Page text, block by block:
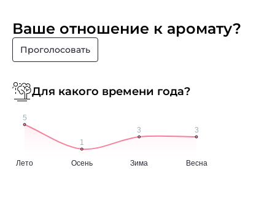
Ваше отношение к аромату?
Проголосовать
Для какого времени года?